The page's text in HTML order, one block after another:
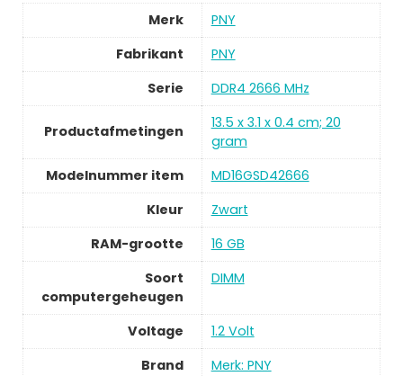
Merk
PNY
Fabrikant
PNY
Serie
DDR4 2666 MHz
Productafmetingen
13.5 x 3.1 x 0.4 cm; 20
gram
Modelnummer item
MD16GSD42666
Kleur
Zwart
RAM-grootte
16 GB
Soort
computergeheugen
DIMM
Voltage
1.2 Volt
Brand
Merk: PNY